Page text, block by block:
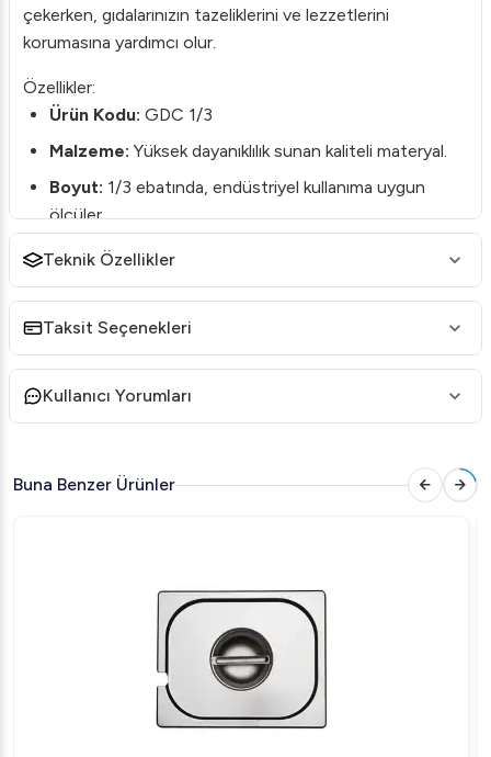
çekerken, gıdalarınızın tazeliklerini ve lezzetlerini
korumasına yardımcı olur.
Özellikler:
Ürün Kodu: GDC 1/3
Malzeme: Yüksek dayanıklılık sunan kaliteli materyal.
Boyut: 1/3 ebatında, endüstriyel kullanıma uygun
ölçüler.
Sızdırmaz Tasarım:
Kullanım Alanları:
Bu Gastronorm kapak, restoranlar, oteller, cafeler ve
Gıda saklama ve taşıma süreçlerinizde hijyen ve güvenlik
Neden Öztiryakiler?
Öztiryakiler, sektördeki uzun yıllara dayalı deneyimi ile
Bu üstün kapak, mutfağınızda güvenilirliği ve işlevselliği bir
arada sunar. Siz de Öztiryakiler kalitesini deneyimleyin!
Teknik Özellikler
Taksit Seçenekleri
Kullanıcı Yorumları
Buna Benzer Ürünler